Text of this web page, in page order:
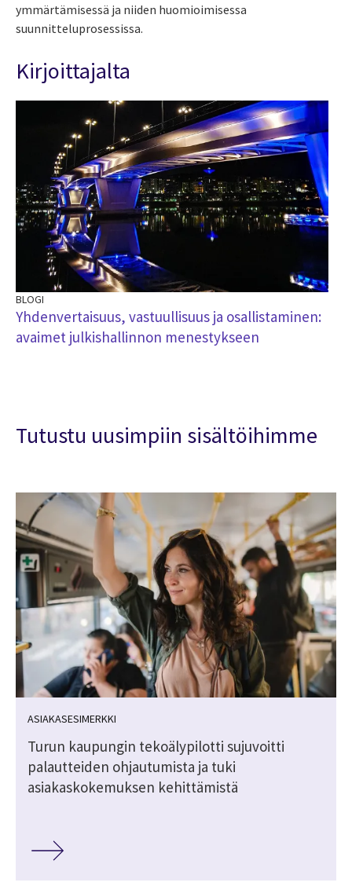
ymmärtämisessä ja niiden huomioimisessa
suunnitteluprosessissa.
Kirjoittajalta
BLOGI
Yhdenvertaisuus, vastuullisuus ja osallistaminen:
avaimet julkishallinnon menestykseen
Tutustu uusimpiin sisältöihimme
ASIAKASESIMERKKI
Turun kaupungin tekoälypilotti sujuvoitti
palautteiden ohjautumista ja tuki
asiakaskokemuksen kehittämistä